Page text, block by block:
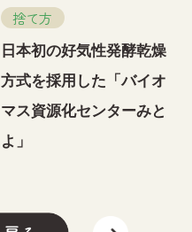
捨て方
日本初の好気性発酵乾燥
方式を採用した「バイオ
マス資源化センターみと
よ」